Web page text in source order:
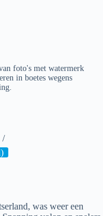
foto's met watermerk
in boetes wegens
was weer een